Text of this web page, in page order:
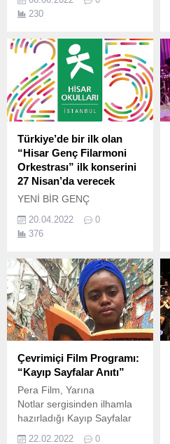
sanat ve eğlencenin
değişmez adresi D&R,
sorumluluk projesiyle
çocuklara unutulmaz bir gün
yaşattı.
230
Türkiye’de bir ilk olan
“Hisar Genç Filarmoni
Orkestrası” ilk konserini
27 Nisan’da verecek
YENİ BİR GENÇ
KURULDU! Hisar Eğitim
Vakfı bünyesinde,
yana faaliyet gösteren Hisar
Okulları öğrencilerinin
katılımıyla yeni bir “Genç
Filarmoni
Orkestrası” kuruldu.
20.04.2022
0
376
Çevrimiçi Film Programı:
“Kayıp Sayfalar Anıtı”
Pera Film, Yarına
Notlar sergisinden ilhamla
hazırladığı Kayıp Sayfalar
Anıtı başlıklı seçkiyi
22.02.2022 0